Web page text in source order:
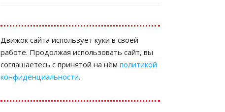
Движок сайта использует куки в своей
работе. Продолжая использовать сайт, вы
соглашаетесь с принятой на нём политикой
конфиденциальности.